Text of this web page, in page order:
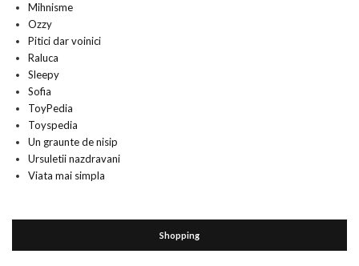
Mihnisme
Ozzy
Pitici dar voinici
Raluca
Sleepy
Sofia
ToyPedia
Toyspedia
Un graunte de nisip
Ursuletii nazdravani
Viata mai simpla
Shopping